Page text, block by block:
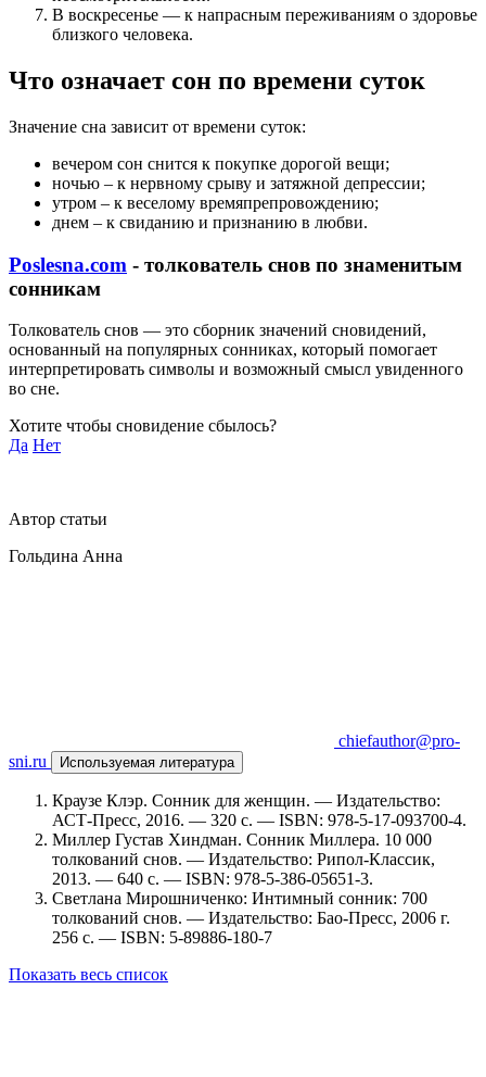
В воскресенье — к напрасным переживаниям о здоровье
близкого человека.
Что означает сон по времени суток
Значение сна зависит от времени суток:
вечером сон снится к покупке дорогой вещи;
ночью – к нервному срыву и затяжной депрессии;
утром – к веселому времяпрепровождению;
днем – к свиданию и признанию в любви.
Poslesna.com - толкователь снов по знаменитым
сонникам
Толкователь снов — это сборник значений сновидений,
основанный на популярных сонниках, который помогает
интерпретировать символы и возможный смысл увиденного
во сне.
Хотите чтобы сновидение сбылось?
Да Нет
Автор статьи
Гольдина Анна
chiefauthor@pro-
sni.ru
Используемая литература
Краузе Клэр. Сонник для женщин. — Издательство:
АСТ-Пресс, 2016. — 320 c. — ISBN: 978-5-17-093700-4.
Миллер Густав Хиндман. Сонник Миллера. 10 000
толкований снов. — Издательство: Рипол-Классик,
2013. — 640 c. — ISBN: 978-5-386-05651-3.
Светлана Мирошниченко: Интимный сонник: 700
толкований снов. — Издательство: Бао-Пресс, 2006 г.
256 с. — ISBN: 5-89886-180-7
Показать весь список